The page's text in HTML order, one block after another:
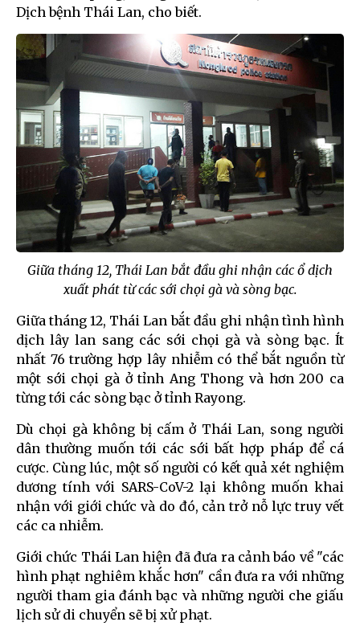
Dịch bệnh Thái Lan, cho biết.
Giữa tháng 12, Thái Lan bắt đầu ghi nhận các ổ dịch
xuất phát từ các sới chọi gà và sòng bạc.
Giữa tháng 12, Thái Lan bắt đầu ghi nhận tình hình
dịch lây lan sang các sới chọi gà và sòng bạc. Ít
nhất 76 trường hợp lây nhiễm có thể bắt nguồn từ
một sới chọi gà ở tỉnh Ang Thong và hơn 200 ca
từng tới các sòng bạc ở tỉnh Rayong.
Dù chọi gà không bị cấm ở Thái Lan, song người
dân thường muốn tới các sới bất hợp pháp để cá
cược. Cùng lúc, một số người có kết quả xét nghiệm
dương tính với SARS-CoV-2 lại không muốn khai
nhận với giới chức và do đó, cản trở nỗ lực truy vết
các ca nhiễm.
Giới chức Thái Lan hiện đã đưa ra cảnh báo về "các
hình phạt nghiêm khắc hơn" cần đưa ra với những
người tham gia đánh bạc và những người che giấu
lịch sử di chuyển sẽ bị xử phạt.